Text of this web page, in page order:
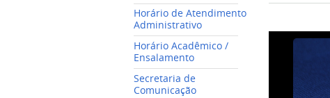
Horário de Atendimento
Administrativo
Horário Acadêmico /
Ensalamento
Secretaria de
Comunicação